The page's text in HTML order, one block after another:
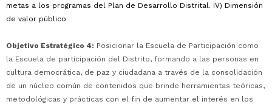
metas a los programas del Plan de Desarrollo Distrital. IV) Dimensión
de valor público
Objetivo Estratégico 4: Posicionar la Escuela de Participación como
la Escuela de participación del Distrito, formando a las personas en
cultura democrática, de paz y ciudadana a través de la consolidación
de un núcleo común de contenidos que brinde herramientas teóricas,
metodológicas y prácticas con el fin de aumentar el interés en los